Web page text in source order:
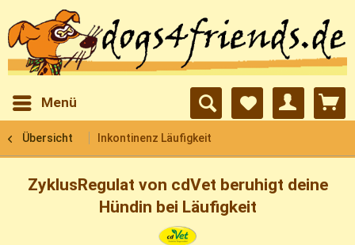
Menü
Übersicht Inkontinenz Läufigkeit
ZyklusRegulat von cdVet beruhigt deine
Hündin bei Läufigkeit